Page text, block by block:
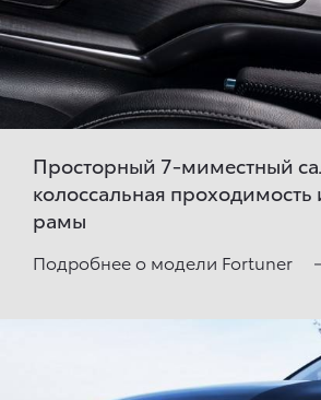
Просторный 7-миместный
колоссальная проходимость
рамы
Подробнее о модели Fortuner